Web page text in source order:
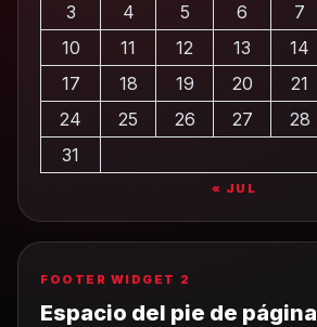
3
4 5 6 7
10
11 12 13 14
17
18 19 20 21
24
25 26 27 28
31
« JUL
FOOTER WIDGET 2
Espacio del pie de página